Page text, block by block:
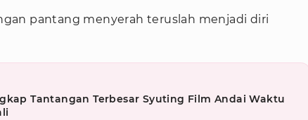
pantang menyerah teruslah menjadi diri
Tantangan Terbesar Syuting Film Andai Waktu